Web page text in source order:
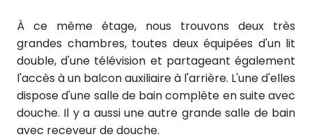
À ce même étage, nous trouvons deux très
grandes chambres, toutes deux équipées d'un lit
double, d'une télévision et partageant également
l'accès à un balcon auxiliaire à l'arrière. L'une d'elles
dispose d'une salle de bain complète en suite avec
douche. Il y a aussi une autre grande salle de bain
avec receveur de douche.